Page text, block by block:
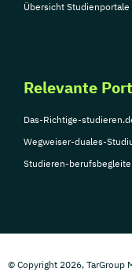
Übersicht Studienportale
Relevante
Das-Richtige-
Wegweiser-duales-
Studieren-
© Copyright 2026, TarGroup